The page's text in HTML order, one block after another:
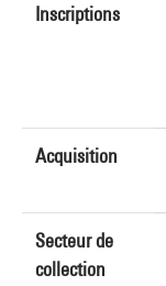
Inscriptions
Acquisition
Secteur de
collection